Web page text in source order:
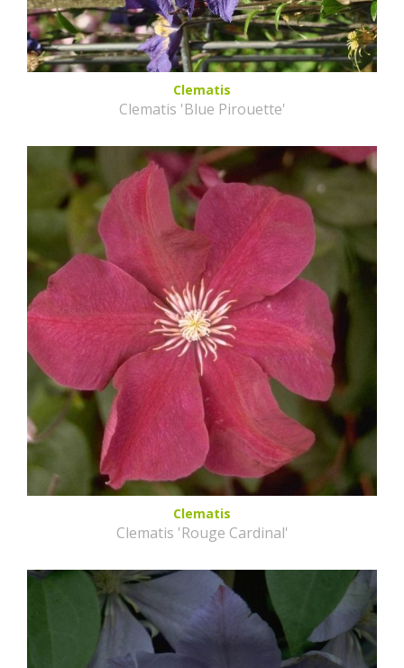
Clematis
Clematis 'Blue Pirouette'
Clematis
Clematis 'Rouge Cardinal'